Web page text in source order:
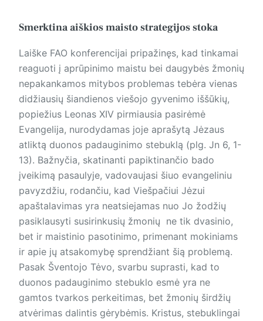
Smerktina aiškios maisto strategijos stoka
Laiške FAO konferencijai pripažinęs, kad tinkamai
reaguoti į aprūpinimo maistu bei daugybės žmonių
nepakankamos mitybos problemas tebėra vienas
didžiausių šiandienos viešojo gyvenimo iššūkių,
popiežius Leonas XIV pirmiausia pasirėmė
Evangelija, nurodydamas joje aprašytą Jėzaus
atliktą duonos padauginimo stebuklą (plg. Jn 6, 1-
13). Bažnyčia, skatinanti papiktinančio bado
įveikimą pasaulyje, vadovaujasi šiuo evangeliniu
pavyzdžiu, rodančiu, kad Viešpačiui Jėzui
apaštalavimas yra neatsiejamas nuo Jo žodžių
pasiklausyti susirinkusių žmonių ne tik dvasinio,
bet ir maistinio pasotinimo, primenant mokiniams
ir apie jų atsakomybę sprendžiant šią problemą.
Pasak Šventojo Tėvo, svarbu suprasti, kad to
duonos padauginimo stebuklo esmė yra ne
gamtos tvarkos perkeitimas, bet žmonių širdžių
atvėrimas dalintis gėrybėmis. Kristus, stebuklingai